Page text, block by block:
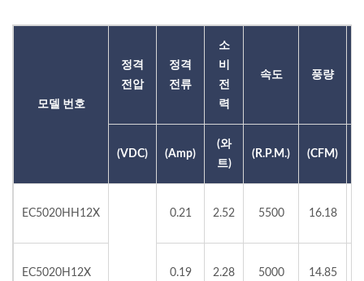
모델 번호
정격
전압
정격
전류
소
비
전
력
속도 풍량
(VDC) (Amp)
(와
트)
(R.P.M.) (CFM)
EC5020HH12X 0.21 2.52 5500 16.18
EC5020H12X 0.19 2.28 5000 14.85